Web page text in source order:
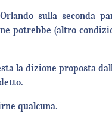
sulla seconda
potrebbe (altro
la dizione proposta
qualcuna.